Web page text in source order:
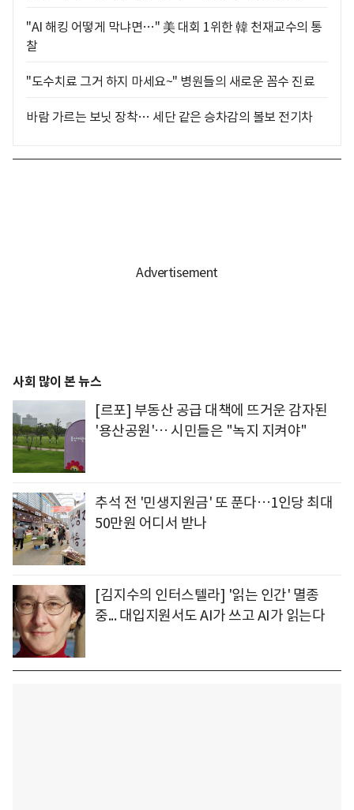
"AI 해킹 어떻게 막냐면…" 美 대회 1위한 韓 천재교수의 통
찰
"도수치료 그거 하지 마세요~" 병원들의 새로운 꼼수 진료
바람 가르는 보닛 장착… 세단 같은 승차감의 볼보 전기차
사회 많이 본 뉴스
[르포] 부동산 공급 대책에 뜨거운 감자된
'용산공원'… 시민들은 "녹지 지켜야"
추석 전 '민생지원금' 또 푼다…1인당 최대
50만원 어디서 받나
[김지수의 인터스텔라] '읽는 인간' 멸종
중... 대입지원서도 AI가 쓰고 AI가 읽는다